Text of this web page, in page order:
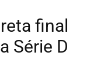
final
Série D